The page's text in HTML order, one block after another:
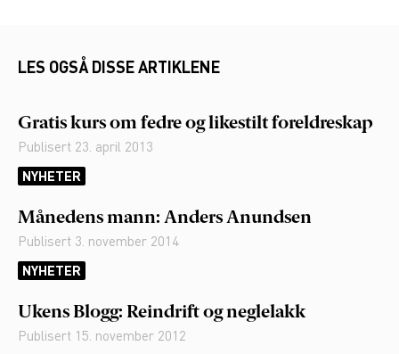
LES OGSÅ DISSE ARTIKLENE
Gratis kurs om fedre og likestilt foreldreskap
Publisert 23. april 2013
NYHETER
Månedens mann: Anders Anundsen
Publisert 3. november 2014
NYHETER
Ukens Blogg: Reindrift og neglelakk
Publisert 15. november 2012